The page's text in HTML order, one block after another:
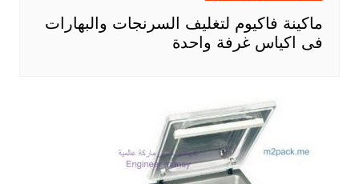
ماكينة فاكيوم لتغليف السرنجات والبهارات
فى اكياس غرفة واحدة